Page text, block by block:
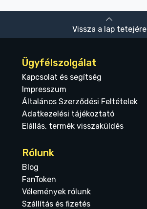
Vissza a lap tetejére
Ügyfélszolgálat
Kapcsolat és segítség
Impresszum
Általános Szerződési Feltételek
Adatkezelési tájékoztató
Elállás, termék visszaküldés
Rólunk
Blog
FanToken
Vélemények rólunk
Szállítás és fizetés